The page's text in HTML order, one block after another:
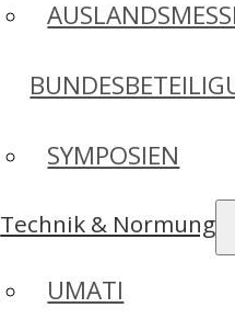
SYMPOSIEN
Technik & Normung
UMATI